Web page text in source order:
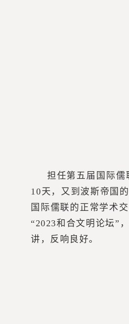
担任第五届国际
10天，又到波斯帝国
国际儒联的正常学术
“2023和合文明论坛”
讲，反响良好。